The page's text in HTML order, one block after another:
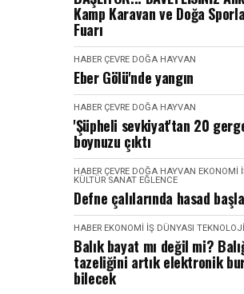
Kamp Karavan ve Doğa
Fuarı
HABER ÇEVRE DOĞA HAYVAN
Eber Gölü'nde yangın
HABER ÇEVRE DOĞA HAYVAN
'Şüpheli sevkiyat'tan 20
boynuzu çıktı
HABER ÇEVRE DOĞA HAYVAN EKONOMI
KÜLTÜR SANAT EĞLENCE
Defne çalılarında hasad
HABER EKONOMI İŞ DÜNYASI TEKNOLOJI
Balık bayat mı değil mi?
tazeliğini artık elektronik
bilecek